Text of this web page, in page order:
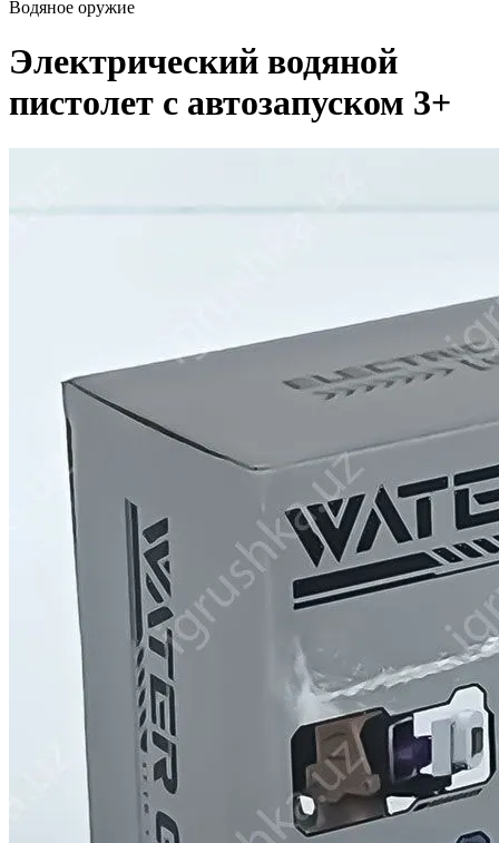
Водяное оружие
Электрический водяной
пистолет с автозапуском 3+